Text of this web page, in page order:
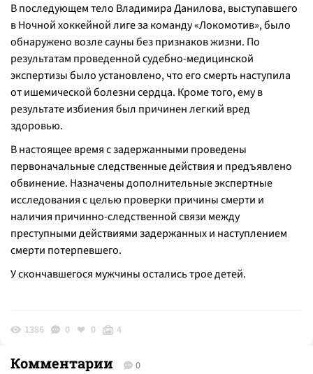
В последующем тело Владимира Данилова, выступавшего
в Ночной хоккейной лиге за команду «Локомотив», было
обнаружено возле сауны без признаков жизни. По
результатам проведенной судебно-медицинской
экспертизы было установлено, что его смерть наступила
от ишемической болезни сердца. Кроме того, ему в
результате избиения был причинен легкий вред
здоровью.
В настоящее время с задержанными проведены
первоначальные следственные действия и предъявлено
обвинение. Назначены дополнительные экспертные
исследования с целью проверки причины смерти и
наличия причинно-следственной связи между
преступными действиями задержанных и наступлением
смерти потерпевшего.
У скончавшегося мужчины остались трое детей.
1386 0 0 4
Комментарии 0